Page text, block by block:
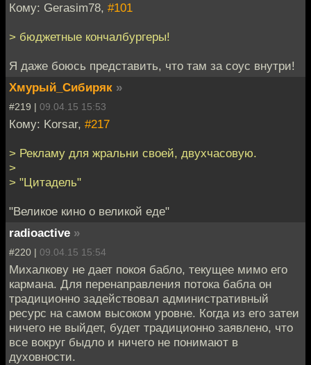
Кому: Gerasim78, #101
> бюджетные кончалбургеры!
Я даже боюсь представить, что там за соус внутри!
Хмурый_Сибиряк »
#219 | 09.04.15 15:53
Кому: Korsar, #217
> Рекламу для жральни своей, двухчасовую.
>
> "Цитадель"
"Великое кино о великой еде"
radioactive »
#220 | 09.04.15 15:54
Михалкову не дает покоя бабло, текущее мимо его
кармана. Для перенаправления потока бабла он
традиционно задействовал административный
ресурс на самом высоком уровне. Когда из его затеи
ничего не выйдет, будет традиционно заявлено, что
все вокруг быдло и ничего не понимают в
духовности.